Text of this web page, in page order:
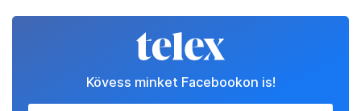
Kövess minket Facebookon is!